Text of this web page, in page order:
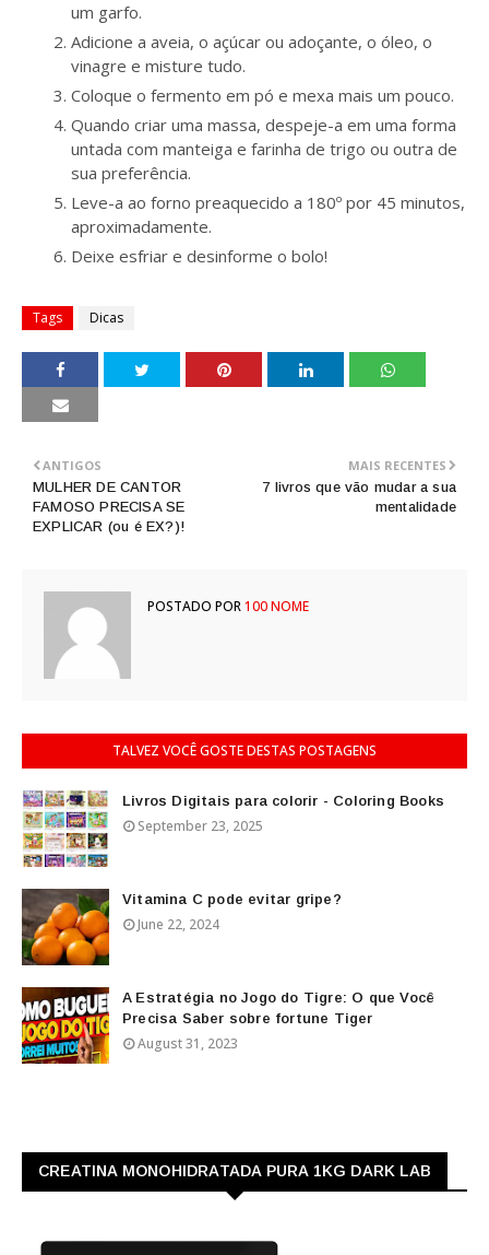
um garfo.
Adicione a aveia, o açúcar ou adoçante, o óleo, o
vinagre e misture tudo.
Coloque o fermento em pó e mexa mais um pouco.
Quando criar uma massa, despeje-a em uma forma
untada com manteiga e farinha de trigo ou outra de
sua preferência.
Leve-a ao forno preaquecido a 180º por 45 minutos,
aproximadamente.
Deixe esfriar e desinforme o bolo!
Tags Dicas
MAIS RECENTES
7 livros que vão mudar a sua
mentalidade
ANTIGOS
MULHER DE CANTOR
FAMOSO PRECISA SE
EXPLICAR (ou é EX?)!
POSTADO POR100 NOME
TALVEZ VOCÊ GOSTE DESTAS POSTAGENS
Livros Digitais para colorir - Coloring Books
September 23, 2025
Vitamina C pode evitar gripe?
June 22, 2024
A Estratégia no Jogo do Tigre: O que Você
Precisa Saber sobre fortune Tiger
August 31, 2023
CREATINA MONOHIDRATADA PURA 1KG DARK LAB